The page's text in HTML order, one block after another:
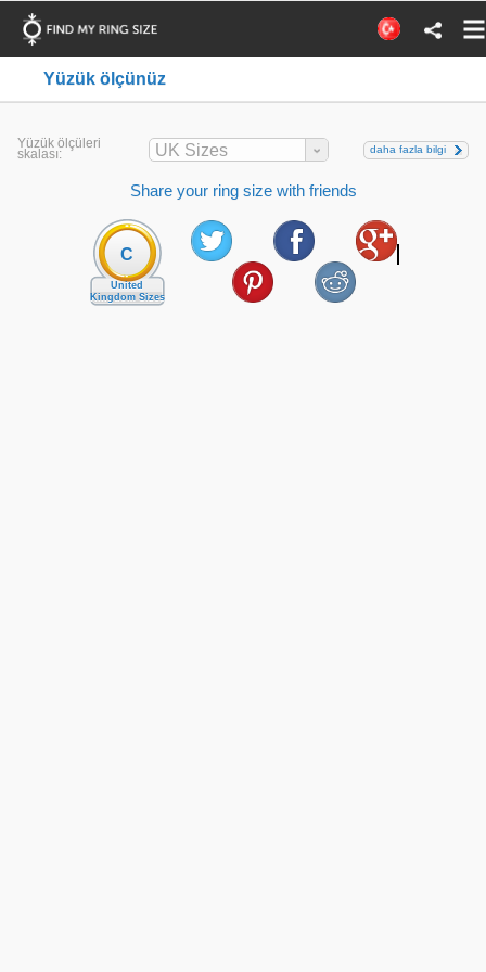
Yüzük ölçünüz
Yüzük ölçüleri
skalası: UK Sizes daha fazla bilgi
Share your ring size with friends
C
United
Kingdom Sizes